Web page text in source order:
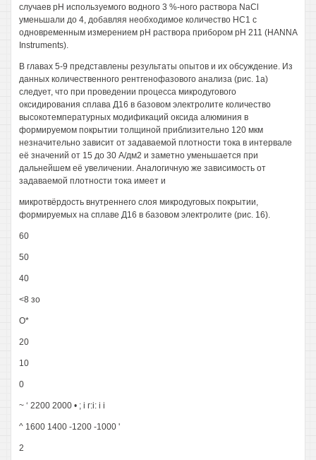
случаев pH используемого водного 3 %-ного раствора NaCl
уменьшали до 4, добавляя необходимое количество НС1 с
одновременным измерением pH раствора прибором pH 211 (HANNA
Instruments).
В главах 5-9 представлены результаты опытов и их обсуждение. Из
данных количественного рентгенофазового анализа (рис. 1а)
следует, что при проведении процесса микродугового
оксидирования сплава Д16 в базовом электролите количество
высокотемпературных модификаций оксида алюминия в
формируемом покрытии толщиной приблизительно 120 мкм
незначительно зависит от задаваемой плотности тока в интервале
её значений от 15 до 30 А/дм2 и заметно уменьшается при
дальнейшем её увеличении. Аналогичную же зависимость от
задаваемой плотности тока имеет и
микротвёрдость внутреннего слоя микродуговых покрытии,
формируемых на сплаве Д16 в базовом электролите (рис. 16).
60
50
40
<8 зо
О*
20
10
0
~ ‘ 2200 2000 • ; і г:і: і і
^ 1600 1400 -1200 -1000 '
2